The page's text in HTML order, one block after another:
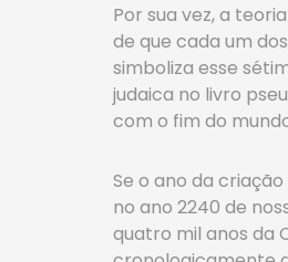
Por sua vez, a
de que cada um
simboliza esse
judaica no livro
com o fim do
Se o ano da
no ano 2240 de
quatro mil anos da